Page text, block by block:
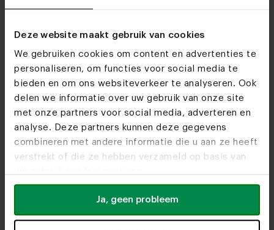
Deze website maakt gebruik van cookies
We gebruiken cookies om content en advertenties te
personaliseren, om functies voor social media te
bieden en om ons websiteverkeer te analyseren. Ook
delen we informatie over uw gebruik van onze site
met onze partners voor social media, adverteren en
analyse. Deze partners kunnen deze gegevens
combineren met andere informatie die u aan ze heeft
verstrekt of die ze hebben verzameld op basis van
Ja, geen probleem